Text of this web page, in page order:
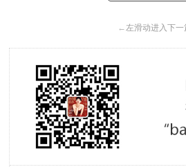
←左滑动进入下一